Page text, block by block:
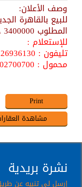
وصف الأعلان:
المطلوب 3400000 جنية
للإستعلام :
تليفون : 02226936130
محمول : 01202700700 / 01270785555
نشرة بريدية
إرسل لى تنبيه عن طريق